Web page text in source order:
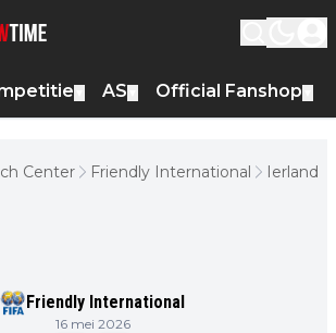
AS Official Fanshop
Center Friendly International
Ierland -
Friendly International
16 mei 2026